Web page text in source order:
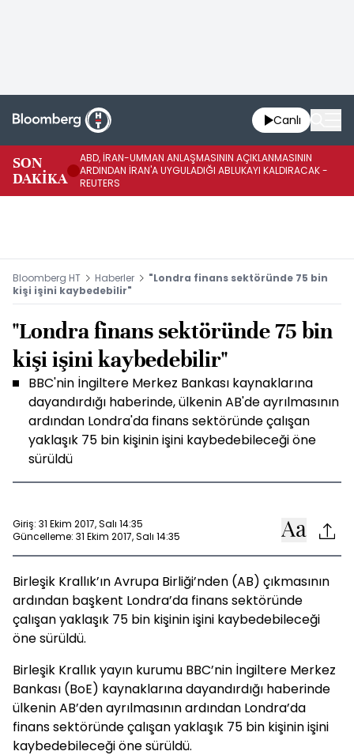
Canlı
SON
DAKİKA
ABD, İRAN-UMMAN ANLAŞMASININ AÇIKLANMASININ
ARDINDAN İRAN'A UYGULADIĞI ABLUKAYI KALDIRACAK -
REUTERS
Bloomberg HT Haberler
"Londra finans sektöründe 75 bin
kişi işini kaybedebilir"
"Londra finans sektöründe 75 bin
kişi işini kaybedebilir"
BBC'nin İngiltere Merkez Bankası kaynaklarına
dayandırdığı haberinde, ülkenin AB'de ayrılmasının
ardından Londra'da finans sektöründe çalışan
yaklaşık 75 bin kişinin işini kaybedebileceği öne
sürüldü
Giriş: 31 Ekim 2017, Salı 14:35
Güncelleme: 31 Ekim 2017, Salı 14:35
Birleşik Krallık’ın Avrupa Birliği’nden (AB) çıkmasının
ardından başkent Londra’da finans sektöründe
çalışan yaklaşık 75 bin kişinin işini kaybedebileceği
öne sürüldü.
Birleşik Krallık yayın kurumu BBC’nin İngiltere Merkez
Bankası (BoE) kaynaklarına dayandırdığı haberinde
ülkenin AB’den ayrılmasının ardından Londra’da
finans sektöründe çalışan yaklaşık 75 bin kişinin işini
kaybedebileceği öne sürüldü.